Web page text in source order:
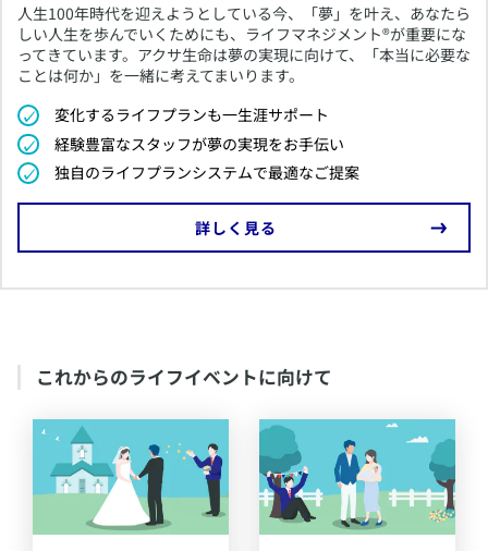
​人生100年時代を迎えようとしている今、「夢」を叶え、あなたら
しい人生を歩んでいくためにも、ライフマネジメント®が重要にな
ってきています。アクサ生命は夢の実現に向けて、「本当に必要な
ことは何か」を一緒に考えてまいります。
​変化するライフプランも一生涯サポート
​経験豊富なスタッフが夢の実現をお手伝い
​独自のライフプランシステムで最適なご提案
​詳しく見る
​これからのライフイベントに向けて